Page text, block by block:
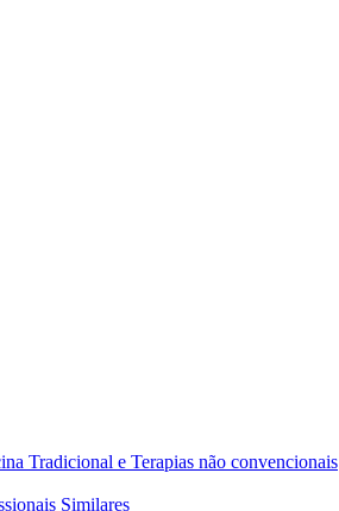
Tradicional e Terapias não convencionais
Similares